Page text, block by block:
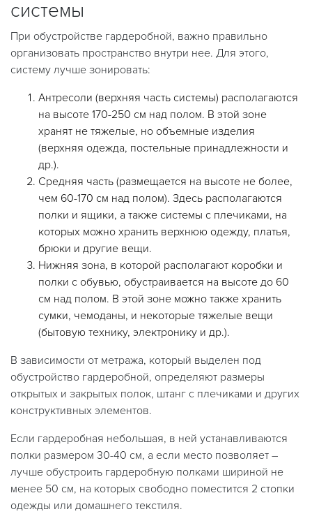
системы
При обустройстве гардеробной, важно правильно
организовать пространство внутри нее. Для этого,
систему лучше зонировать:
Антресоли (верхняя часть системы) располагаются
на высоте 170-250 см над полом. В этой зоне
хранят не тяжелые, но объемные изделия
(верхняя одежда, постельные принадлежности и
др.).
Средняя часть (размещается на высоте не более,
чем 60-170 см над полом). Здесь располагаются
полки и ящики, а также системы с плечиками, на
которых можно хранить верхнюю одежду, платья,
брюки и другие вещи.
Нижняя зона, в которой располагают коробки и
полки с обувью, обустраивается на высоте до 60
см над полом. В этой зоне можно также хранить
сумки, чемоданы, и некоторые тяжелые вещи
(бытовую технику, электронику и др.).
В зависимости от метража, который выделен под
обустройство гардеробной, определяют размеры
открытых и закрытых полок, штанг с плечиками и других
конструктивных элементов.
Если гардеробная небольшая, в ней устанавливаются
полки размером 30-40 см, а если место позволяет –
лучше обустроить гардеробную полками шириной не
менее 50 см, на которых свободно поместится 2 стопки
одежды или домашнего текстиля.